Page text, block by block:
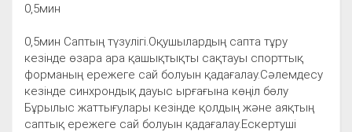
0,5мин
0,5мин Саптың түзулігі.Оқушылардың сапта тұру
кезінде өзара ара қашықтықты сақтауы спорттық
форманың ережеге сай болуын қадағалау.Cәлемдесу
кезінде синхрондық дауыс ырғағына көңіл бөлу
Бұрылыс жаттығулары кезінде қолдың және аяқтың
саптық ережеге сай болуын қадағалау.Ескертуші